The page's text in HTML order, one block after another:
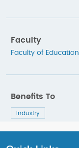
Faculty
Faculty of Education
Benefits To
Industry